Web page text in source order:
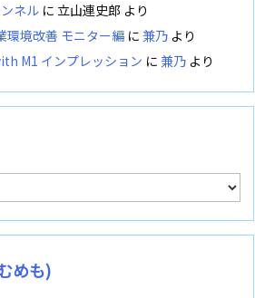
ネル に 立山連史郎 より
境改善 モニター編 に 兼乃 より
M1 インプレッション に 兼乃 より
めも)